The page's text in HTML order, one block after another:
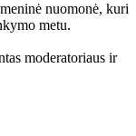
nuomonė, kuri
metu.
moderatoriaus ir